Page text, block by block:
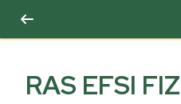
RAS EFSI